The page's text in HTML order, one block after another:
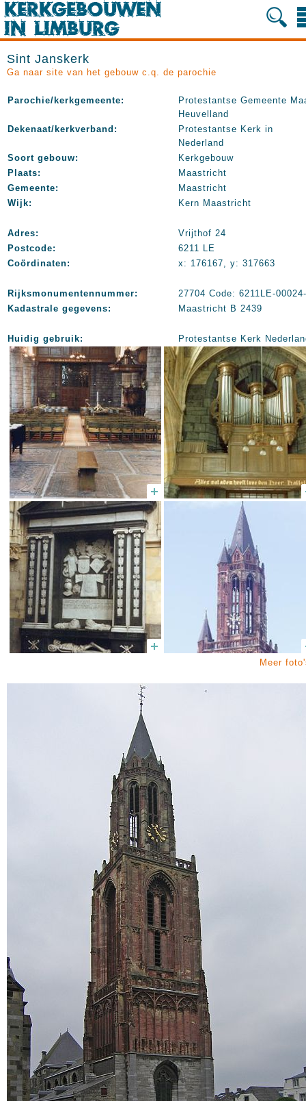
Sint Janskerk
Ga naar site van het gebouw c.q. de parochie
Parochie/kerkgemeente:
Protestantse Gemeente
Heuvelland
Dekenaat/kerkverband:
Protestantse Kerk in
Nederland
Soort gebouw:
Kerkgebouw
Plaats:
Maastricht
Gemeente:
Maastricht
Wijk:
Kern Maastricht
Adres:
Vrijthof 24
Postcode:
6211 LE
Coördinaten:
x: 176167, y: 317663
Rijksmonumentennummer:
27704 Code: 6211LE-
Kadastrale gegevens:
Maastricht B 2439
Huidig gebruik: Protestantse Kerk
Meer